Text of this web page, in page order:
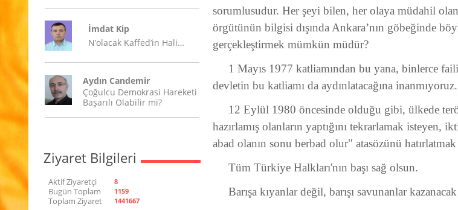
İmdat Kip
N’olacak Kaffed’in Hali…
Aydın Candemir
Çoğulcu Demokrasi Hareketi
Başarılı Olabilir mi?
Ziyaret Bilgileri
Aktif Ziyaretçi 8
Bugün Toplam 1159
Toplam Ziyaret 1441667
sorumlusudur. Her şeyi bilen, her olaya müdahil
örgütünün bilgisi dışında Ankara’nın göbeğinde
gerçekleştirmek mümkün müdür?
1 Mayıs 1977 katliamından bu yana, binlerce
devletin bu katliamı da aydınlatacağına inanmıyoruz.
12 Eylül 1980 öncesinde olduğu gibi, ülkede
hazırlamış olanların yaptığını tekrarlamak isteyen,
abad olanın sonu berbad olur" atasözünü
Tüm Türkiye Halkları'nın başı sağ olsun.
Barışa kıyanlar değil, barışı savunanlar